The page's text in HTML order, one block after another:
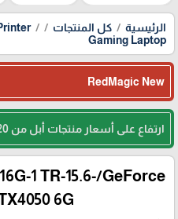
الرئيسية كل المنتجات
Gaming Laptop
RedMagic New
ارتفاع على أسعار منتجات أبل من 20% - 40% !!!
1 TR-15.6-/GeForce
6G